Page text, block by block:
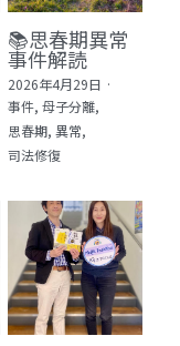
📚思春期異常
事件解読
2026年4月29日 ·
事件, 母子分離,
思春期, 異常,
司法修復